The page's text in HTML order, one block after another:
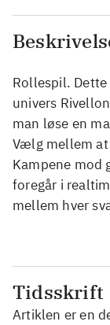
Rollespil.
univers
man løse en
Vælg mellem
Kampene mod
foregår i
mellem hver
Tidsskrift
Artiklen er en